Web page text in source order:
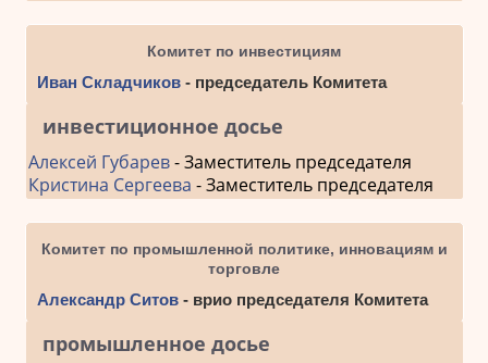
Комитет по инвестициям
Иван Складчиков- председатель Комитета
инвестиционное досье
Алексей Губарев- Заместитель председателя
Кристина Сергеева - Заместитель председателя
Комитет по промышленной политике, инновациям и
торговле
Александр Ситов- врио председателя Комитета
промышленное досье